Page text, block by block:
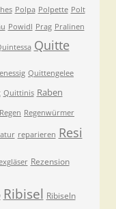
Polpa Polpette Polt
Powidl Prag Pralinen
Quitte
Quittengelee
Quittinis Raben
Regen Regenwürmer
reparieren Resi
Rezension
Ribisel Ribiseln